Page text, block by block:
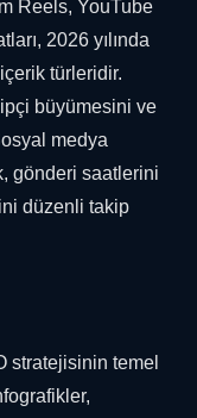
Reels, YouTube
2026 yılında
türleridir.
büyümesini ve
medya
gönderi saatlerini
düzenli takip
stratejisinin temel